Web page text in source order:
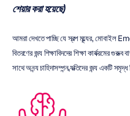
শেয়ার করা হয়েছে)
আমরা দেখতে পাচ্ছি যে স্বল্প মূল্যের, মোবাইল
বিতরণের জন্য শিক্ষাবিদদের শিক্ষা কার্যক্রমের
সাথে অনন্য চাহিদাসম্পন্ন ব্যক্তিদের জন্য একটি